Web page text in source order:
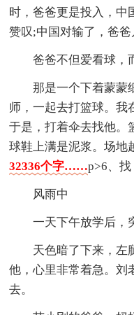
时，爸爸更是投入，中
赞叹;中国对输了，爸爸
爸爸不但爱看球，
那是一个下着蒙蒙
师，一起去打篮球。我
于是，打着伞去找他。
球鞋上满是泥浆。场地
32336个字……p>6、找
风雨中
一天下午放学后，
天色暗了下来，左
他，心里非常着急。刘
去。